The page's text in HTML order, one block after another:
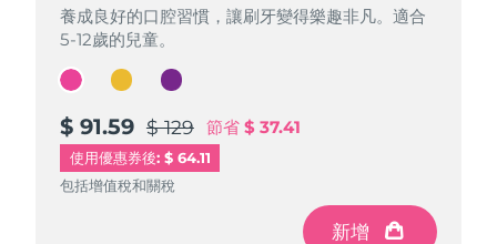
養成良好的口腔習慣，讓刷牙變得樂趣非凡。適合
5-12歲的兒童。
$ 91.59 $ 129 節省 $ 37.41
使用優惠券後: $ 64.11
包括增值稅和關稅
新增
養成良好的口腔習慣，讓刷牙變得樂趣非凡。適合
5-12歲的兒童。
$ 91.59 $ 129 節省 $ 37.41
包括增值稅和關稅
新增
養成良好的口腔習慣，讓刷牙變得樂趣非凡。適合
5-12歲的兒童。
$ 91.59 $ 129 節省 $ 37.41
包括增值稅和關稅
新增